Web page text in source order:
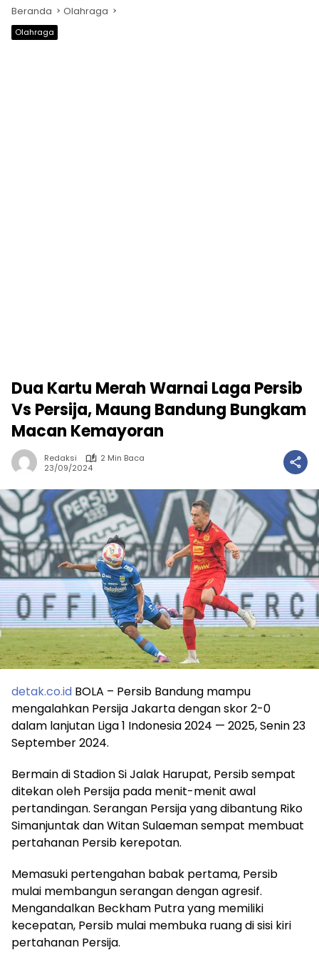
Beranda Olahraga
Olahraga
Dua Kartu Merah Warnai Laga Persib
Vs Persija, Maung Bandung Bungkam
Macan Kemayoran
Redaksi
2 Min Baca
23/09/2024
detak.co.id BOLA – Persib Bandung mampu
mengalahkan Persija Jakarta dengan skor 2-0
dalam lanjutan Liga 1 Indonesia 2024 — 2025, Senin 23
September 2024.
Bermain di Stadion Si Jalak Harupat, Persib sempat
ditekan oleh Persija pada menit-menit awal
pertandingan. Serangan Persija yang dibantung Riko
Simanjuntak dan Witan Sulaeman sempat membuat
pertahanan Persib kerepotan.
Memasuki pertengahan babak pertama, Persib
mulai membangun serangan dengan agresif.
Mengandalkan Beckham Putra yang memiliki
kecepatan, Persib mulai membuka ruang di sisi kiri
pertahanan Persija.